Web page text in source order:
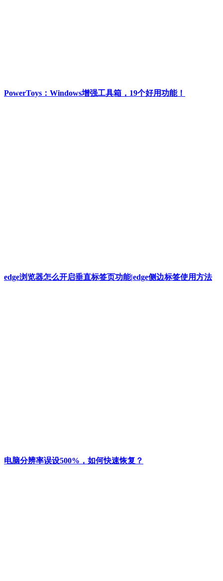
PowerToys：Windows增强工具箱，19个好用功能！
edge浏览器怎么开启垂直标签页功能|edge侧边标签使用方法
电脑分辨率误设500%，如何快速恢复？